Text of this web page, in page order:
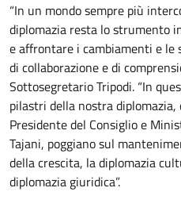
“In un mondo sempre più
diplomazia resta lo strumento
e affrontare i cambiamenti e
di collaborazione e di
Sottosegretario Tripodi. “In
pilastri della nostra diplomazia,
Presidente del Consiglio e
Tajani, poggiano sul
della crescita, la diplomazia
diplomazia giuridica”.